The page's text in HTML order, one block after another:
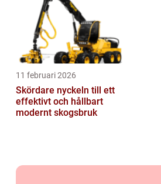
11 februari 2026
Skördare nyckeln till ett
effektivt och hållbart
modernt skogsbruk